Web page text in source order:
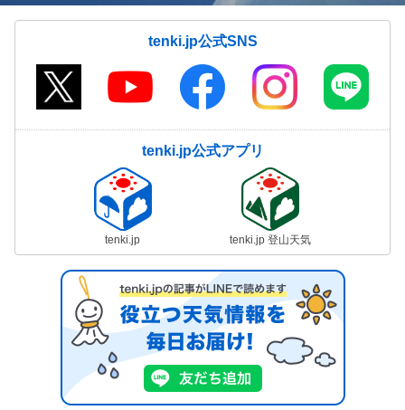
tenki.jp公式SNS
tenki.jp公式アプリ
tenki.jp tenki.jp 登山天気